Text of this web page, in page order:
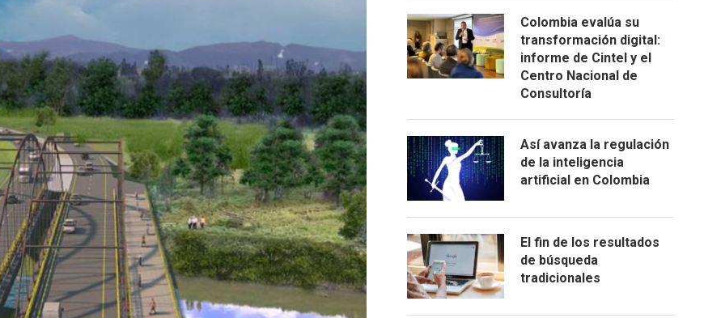
Colombia evalúa su
transformación digital:
informe de Cintel y el
Centro Nacional de
Consultoría
Así avanza la regulación
de la inteligencia
artificial en Colombia
El fin de los resultados
de búsqueda
tradicionales